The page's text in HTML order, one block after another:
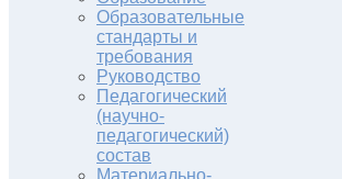
Образовательные
стандарты и
требования
Руководство
Педагогический
(научно-
педагогический)
состав
Материально-